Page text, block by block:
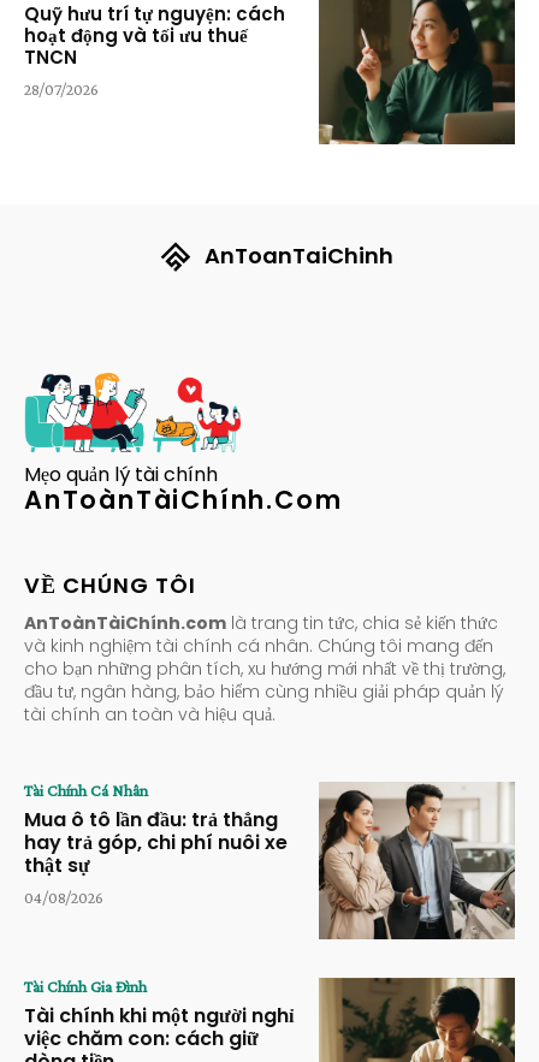
Quỹ hưu trí tự nguyện: cách
hoạt động và tối ưu thuế
TNCN
28/07/2026
AnToanTaiChinh
Mẹo quản lý tài chính
AnToànTàiChính.Com
VỀ CHÚNG TÔI
AnToànTàiChính.com là trang tin tức, chia sẻ kiến thức
và kinh nghiệm tài chính cá nhân. Chúng tôi mang đến
cho bạn những phân tích, xu hướng mới nhất về thị trường,
đầu tư, ngân hàng, bảo hiểm cùng nhiều giải pháp quản lý
tài chính an toàn và hiệu quả.
Tài Chính Cá Nhân
Mua ô tô lần đầu: trả thẳng
hay trả góp, chi phí nuôi xe
thật sự
04/08/2026
Tài Chính Gia Đình
Tài chính khi một người nghỉ
việc chăm con: cách giữ